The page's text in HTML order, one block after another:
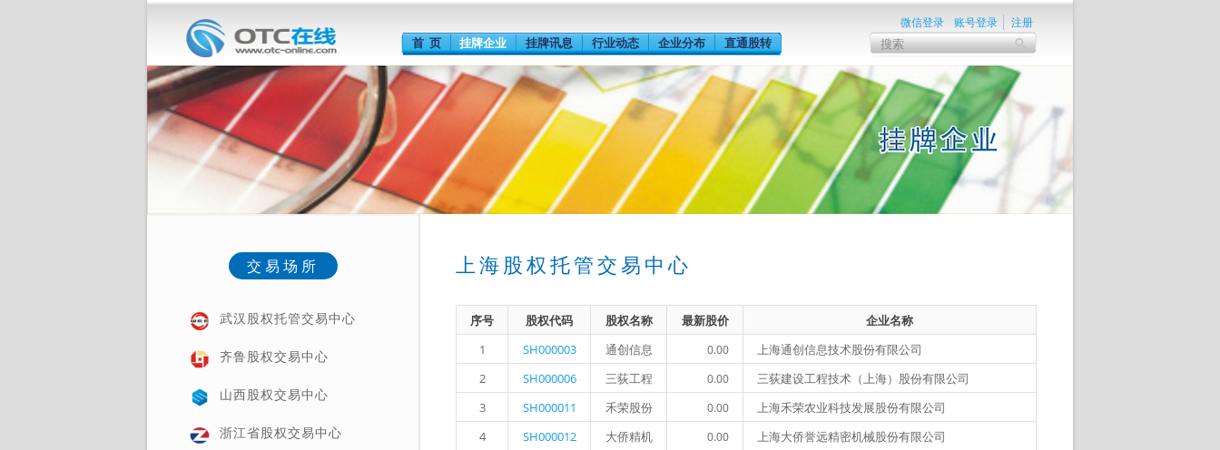
首 页 挂牌企业 挂牌讯息 行业动态 企业分布 直通股转
微信登录 账号登录 注册
交易场所
武汉股权托管交易中心
齐鲁股权交易中心
山西股权交易中心
浙江省股权交易中心
上海股权托管交易中心
序号 股权代码 股权名称 最新股价
企业名称
1
SH000003 通创信息 0.00
上海通创信息技术股份有限公司
2
SH000006 三荻工程 0.00
三荻建设工程技术（上海）股份有限公司
3
SH000011 禾荣股份 0.00
上海禾荣农业科技发展股份有限公司
4
SH000012 大侨精机 0.00
上海大侨誉远精密机械股份有限公司